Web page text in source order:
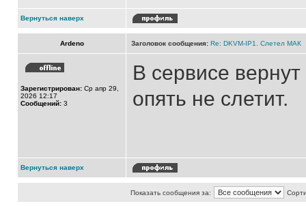
Вернуться наверх
Ardeno Заголовок сообщения: Re: DKVM-IP1. Слетел МАК
Зарегистрирован: Ср апр 29,
2026 12:17
Сообщений: 3
В сервисе
опять не слетит.
Вернуться наверх
Показать сообщения за: